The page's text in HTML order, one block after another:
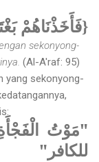
{فَأَخَذْنَاهُمْ
sekonyong-
(Al-A'raf: 95)
yang sekonyong-
"مَوْتُ
للكافر"